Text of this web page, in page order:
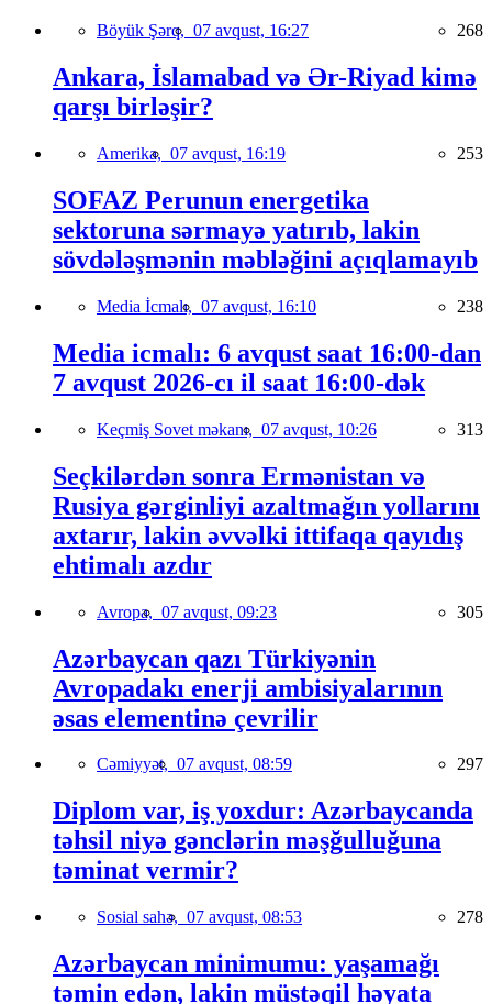
Böyük Şərq, 07 avqust, 16:27 268
Ankara, İslamabad və Ər-Riyad kimə
qarşı birləşir?
Amerika, 07 avqust, 16:19 253
SOFAZ Perunun energetika
sektoruna sərmayə yatırıb, lakin
sövdələşmənin məbləğini açıqlamayıb
Media İcmalı, 07 avqust, 16:10 238
Media icmalı: 6 avqust saat 16:00-dan
7 avqust 2026-cı il saat 16:00-dək
Keçmiş Sovet məkanı, 07 avqust, 10:26 313
Seçkilərdən sonra Ermənistan və
Rusiya gərginliyi azaltmağın yollarını
axtarır, lakin əvvəlki ittifaqa qayıdış
ehtimalı azdır
Avropa, 07 avqust, 09:23 305
Azərbaycan qazı Türkiyənin
Avropadakı enerji ambisiyalarının
əsas elementinə çevrilir
Cəmiyyət, 07 avqust, 08:59 297
Diplom var, iş yoxdur: Azərbaycanda
təhsil niyə gənclərin məşğulluğuna
təminat vermir?
Sosial sahə, 07 avqust, 08:53 278
Azərbaycan minimumu: yaşamağı
təmin edən, lakin müstəqil həyata